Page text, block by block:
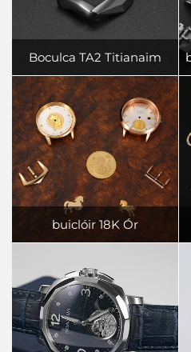
Boculca TA2 Titianaim
buiclóir 18K Ór